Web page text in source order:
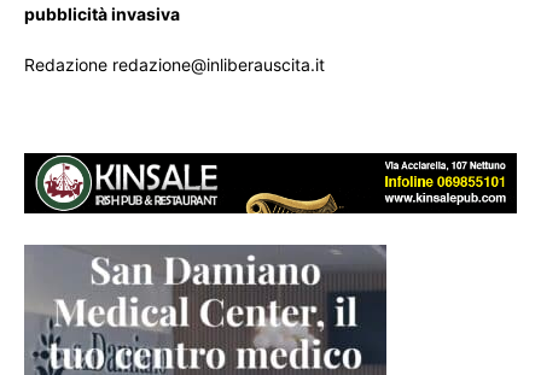
pubblicità invasiva
Redazione redazione@inliberauscita.it